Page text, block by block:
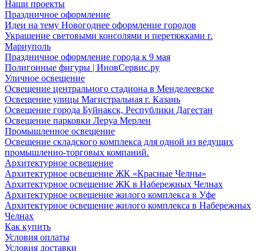
Наши проекты
Праздничное оформление
Идеи на тему Новогоднее оформление городов
Украшение световыми консолями и перетяжками г.
Мариуполь
Праздничное оформление города к 9 мая
Полигонные фигуры | ИновСервис.ру
Уличное освещение
Освещение центрального стадиона в Менделеевске
Освещение улицы Магистральная г. Казань
Освещение города Буйнакск, Республики Дагестан
Освещение парковки Леруа Мерлен
Промышленное освещение
Освещение складского комплекса для одной из ведущих
промышленно-торговых компаний.
Архитектурное освещение
Архитектурное освещение ЖК «Красные Челны»
Архитектурное освещение ЖК в Набережных Челнах
Архитектурное освещение жилого комплекса в Уфе
Архитектурное освещение жилого комплекса в Набережных
Челнах
Как купить
Условия оплаты
Условия доставки